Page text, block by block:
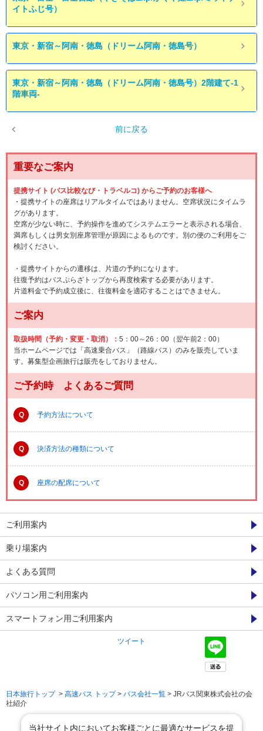
イトふじ号）
東京・新宿～阿南・徳島（ドリーム阿南・徳島号）
東京・新宿～阿南・徳島（ドリーム阿南・徳島号）2階建て-1
階車両-
前に戻る
重要なご案内
提携サイト (バス比較なび・トラベルコ) からご予約のお客様へ
・提携サイトの座席はリアルタイムではありません。空席状況にタイムラ
グがあります。
空席が少ない時に、予約操作を進めてシステムエラーと表示される場合、
満席もしくは男女別座席管理が原因によるものです。別の便のご利用をご
検討ください。
・提携サイトからの遷移は、片道の予約になります。
往復予約はバスぷらざトップから再度検索する必要があります。
片道料金で予約成立後に、往復料金を適応することはできません。
ご案内
取扱時間（予約・変更・取消）： 5：00～26：00（翌午前2：00）
当ホームページでは「高速乗合バス」（路線バス）のみを販売していま
す。募集型企画旅行は販売をしておりません。
ご予約時 よくあるご質問
Q 予約方法について
Q 決済方法の種類について
Q 座席の配席について
ご利用案内
乗り場案内
よくある質問
パソコン用ご利用案内
スマートフォン用ご利用案内
ツイート
日本旅行トップ> 高速バス トップ> バス会社一覧 > JRバス関東株式会社の会
社紹介
当社サイト内においてお客様ごとに最適なサービスを提